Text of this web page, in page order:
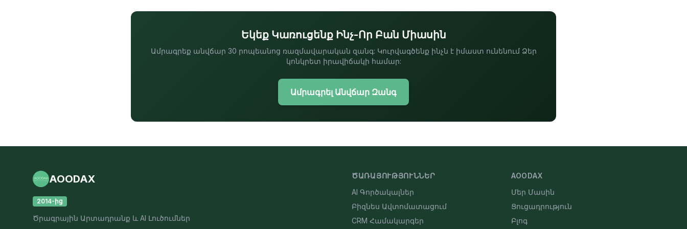
Եկեք Կառուցենք Ինչ-Որ Բան Միասին
Ամրագրեք անվճար 30 րոպեանոց ռազմավարական զանգ: Կուրվագծենք ինչն է իմաստ ունենում Ձեր
կոնկրետ իրավիճակի համար:
Ամրագրել Անվճար Զանգ
AOODAX
2014-ից
Ծրագրային Արտադրանք և AI Լուծումներ
ԾԱՌԱՅՈՒԹՅՈՒՆՆԵՐ
AI Գործակալներ
Բիզնես Ավտոմատացում
CRM Համակարգեր
AOODAX
Մեր Մասին
Ցուցադրություն
Բլոգ